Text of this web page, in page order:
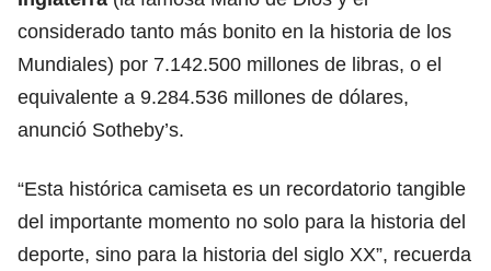
considerado tanto más bonito en la historia de los
Mundiales) por 7.142.500 millones de libras, o el
equivalente a 9.284.536 millones de dólares,
anunció Sotheby’s.
“Esta histórica camiseta es un recordatorio tangible
del importante momento no solo para la historia del
deporte, sino para la historia del siglo XX”, recuerda